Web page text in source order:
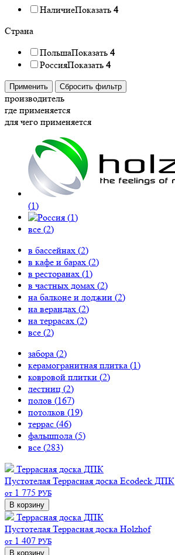
НаличиеПоказать 4
Страна
ПольшаПоказать 4
РоссияПоказать 4
Применить Сбросить фильтр
производитель
где применяется
для чего применяется
(1)
(1)
все (2)
в бассейнах (2)
в кафе и барах (2)
в ресторанах (1)
в частных домах (2)
на балконе и лоджии (2)
на верандах (2)
на террасах (2)
все (2)
забора (2)
керамогранитная плитка (1)
ковровой плитки (2)
лестниц (2)
полов (167)
потолков (19)
террас (46)
фальшпола (5)
все (283)
Террасная доска ДПК
Пустотелая Террасная доска Ecodeck ДПК
от 1 775 РУБ
В корзину
Террасная доска ДПК
Пустотелая Террасная доска Holzhof
от 1 407 РУБ
В корзину